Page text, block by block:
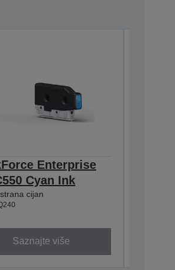
Enterprise
Cyan Ink
cijan
Saznajte više